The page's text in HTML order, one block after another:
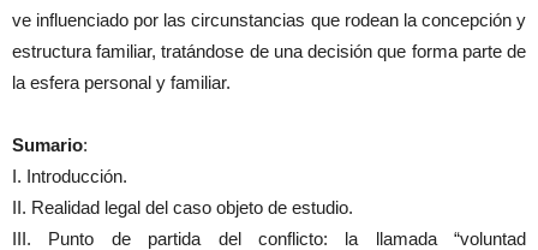
ve influenciado por las circunstancias que rodean la concepción y
estructura familiar, tratándose de una decisión que forma parte de
la esfera personal y familiar.
Sumario:
I. Introducción.
II. Realidad legal del caso objeto de estudio.
III. Punto de partida del conflicto: la llamada “voluntad